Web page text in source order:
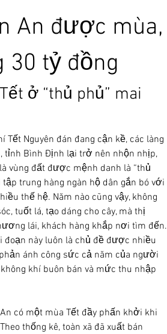
An được mùa,
30 tỷ đồng
ở “thủ phủ” mai
Tết Nguyên đán đang cận kề, các làng
tỉnh Bình Định lại trở nên nhộn nhịp,
vùng đất được mệnh danh là “thủ
trung hàng ngàn hộ dân gắn bó với
thế hệ. Năm nào cũng vậy, không
tuốt lá, tạo dáng cho cây, mà thị
lái, khách hàng khắp nơi tìm đến.
đoạn này luôn là chủ đề được nhiều
ánh công sức cả năm của người
khí buôn bán và mức thu nhập
có một mùa Tết đầy phấn khởi khi
thống kê, toàn xã đã xuất bán